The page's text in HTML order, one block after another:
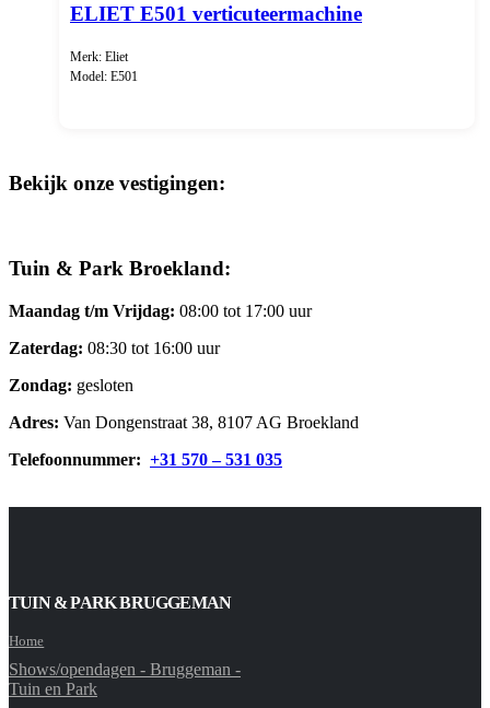
ELIET E501 verticuteermachine
Merk: Eliet
Model: E501
Bekijk onze vestigingen:
Tuin & Park Broekland:
Maandag t/m Vrijdag: 08:00 tot 17:00 uur
Zaterdag: 08:30 tot 16:00 uur
Zondag: gesloten
Adres: Van Dongenstraat 38, 8107 AG Broekland
Telefoonnummer: +31 570 – 531 035
TUIN & PARK BRUGGEMAN
Home
Shows/opendagen - Bruggeman -
Tuin en Park